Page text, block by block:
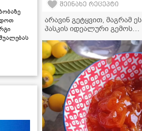
შეინახე რეცეპტი
არავინ გეტყვით, მაგრამ ეს
პასკის იდეალური გემოს
არომატული ესენციის
მარტივი რეცეპტი